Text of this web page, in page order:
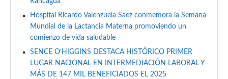
Hospital Ricardo Valenzuela Sáez conmemora la Semana
Mundial de la Lactancia Materna promoviendo un
comienzo de vida saludable
SENCE O’HIGGINS DESTACA HISTÓRICO PRIMER
LUGAR NACIONAL EN INTERMEDIACIÓN LABORAL Y
MÁS DE 147 MIL BENEFICIADOS EL 2025